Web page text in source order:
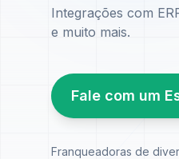
Integrações com
e muito mais.
Fale com um
Franqueadoras de